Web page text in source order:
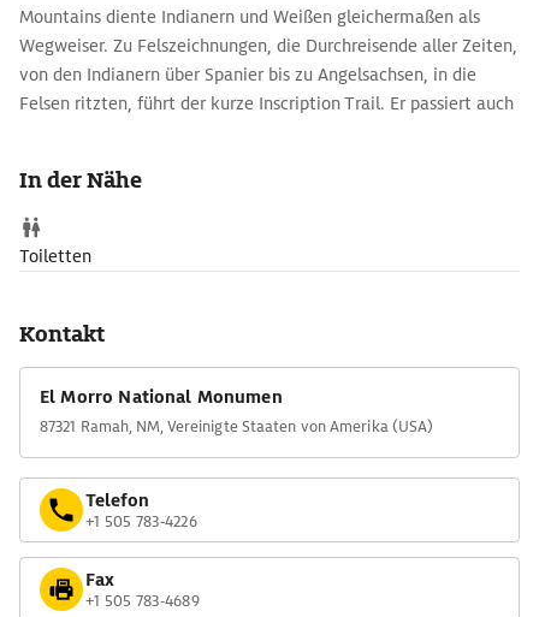
Mountains diente Indianern und Weißen gleichermaßen als
Wegweiser. Zu Felszeichnungen, die Durchreisende aller Zeiten,
von den Indianern über Spanier bis zu Angelsachsen, in die
Felsen ritzten, führt der kurze Inscription Trail. Er passiert auch
Zunächst parallel zum Inscription Trail verläuft der Headland
Trail. Dieser 3 km lange Rundweg erklimmt die Anhöhe über El
Morro und streift die Pueblo-Ruine Atsinna (›in den Fels
schreiben‹) auf dem Bergrücken. Von dort oben hat man einen
National Monument.
In der Nähe
Toiletten
Kontakt
El Morro National Monumen
87321 Ramah, NM, Vereinigte Staaten von Amerika (USA)
Telefon
+1 505 783-4226
Fax
+1 505 783-4689